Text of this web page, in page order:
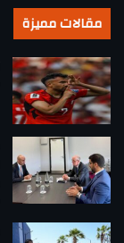
مقالات مميزة